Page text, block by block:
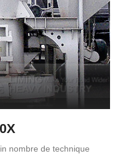
nombre de technique